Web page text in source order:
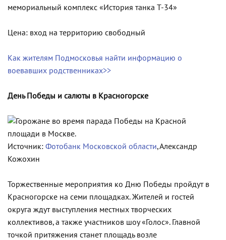
мемориальный комплекс «История танка Т-34»
Цена: вход на территорию свободный
Как жителям Подмосковья найти информацию о
воевавших родственниках>>
День Победы и салюты в Красногорске
Источник: Фотобанк Московской области, Александр
Кожохин
Торжественные мероприятия ко Дню Победы пройдут в
Красногорске на семи площадках. Жителей и гостей
округа ждут выступления местных творческих
коллективов, а также участников шоу «Голос». Главной
точкой притяжения станет площадь возле